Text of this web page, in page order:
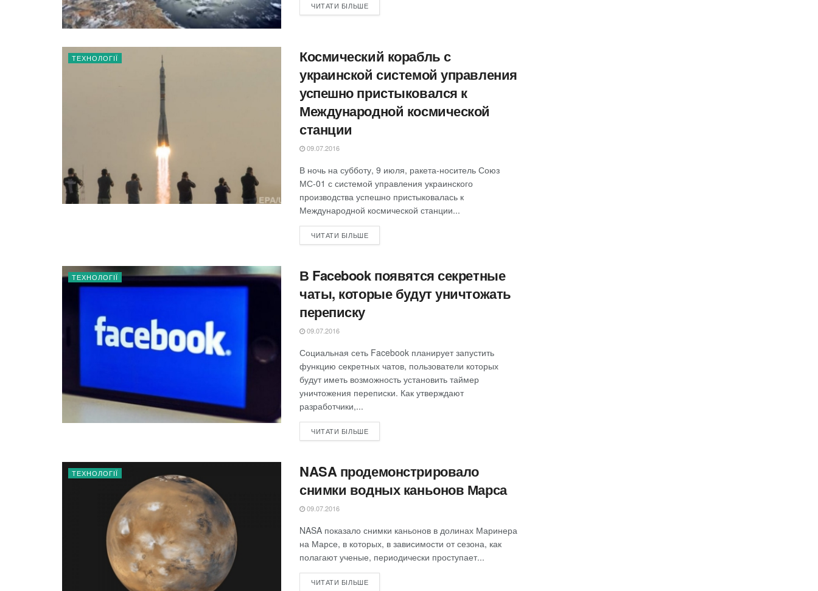
ЧИТАТИ БІЛЬШЕ
ТЕХНОЛОГІЇ
Космический корабль с
украинской системой управления
успешно пристыковался к
Международной космической
станции
09.07.2016
В ночь на субботу, 9 июля, ракета-носитель Союз
МС-01 с системой управления украинского
производства успешно пристыковалась к
Международной космической станции...
ЧИТАТИ БІЛЬШЕ
ТЕХНОЛОГІЇ
В Facebook появятся секретные
чаты, которые будут уничтожать
переписку
09.07.2016
Социальная сеть Facebook планирует запустить
функцию секретных чатов, пользователи которых
будут иметь возможность установить таймер
уничтожения переписки. Как утверждают
разработчики,...
ЧИТАТИ БІЛЬШЕ
ТЕХНОЛОГІЇ
NASA продемонстрировало
снимки водных каньонов Марса
09.07.2016
NASA показало снимки каньонов в долинах Маринера
на Марсе, в которых, в зависимости от сезона, как
полагают ученые, периодически проступает...
ЧИТАТИ БІЛЬШЕ